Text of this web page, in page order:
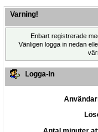
Varning!
Enbart registrerade
Vänligen logga in nedan
Logga-in